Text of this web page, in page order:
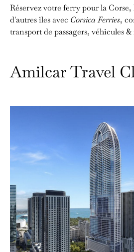
Réservez votre ferry pour la
d'autres îles avec Corsica Ferries,
transport de passagers, véhicules &
Amilcar Travel